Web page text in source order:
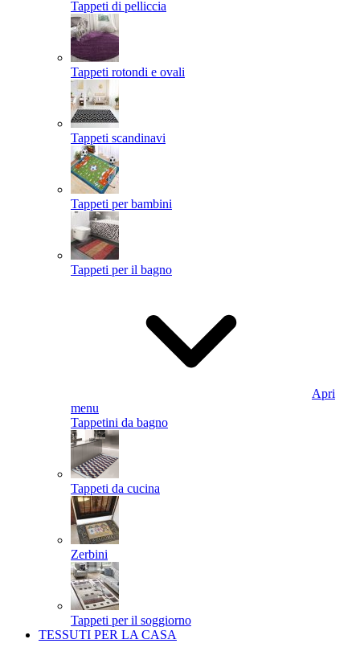
Tappeti di pelliccia
Tappeti rotondi e ovali
Tappeti scandinavi
Tappeti per bambini
Tappeti per il bagno
Apri
menu
Tappetini da bagno
Tappeti da cucina
Zerbini
Tappeti per il soggiorno
TESSUTI PER LA CASA